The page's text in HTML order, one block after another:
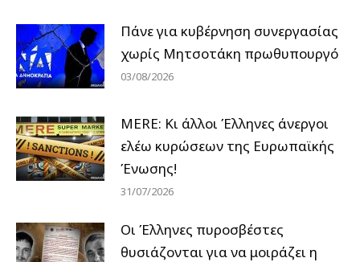
Πάνε για κυβέρνηση συνεργασίας
χωρίς Μητσοτάκη πρωθυπουργό
03/08/2026
MERE: Κι άλλοι Έλληνες άνεργοι
ελέω κυρώσεων της Ευρωπαϊκής
Ένωσης!
31/07/2026
Οι Έλληνες πυροσβέστες
θυσιάζονται για να μοιράζει η